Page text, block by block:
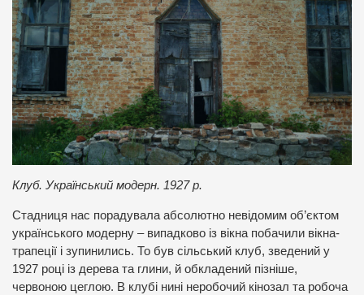
Клуб. Український модерн. 1927 р.
Стадниця нас порадувала абсолютно невідомим об’єктом
українського модерну – випадково із вікна побачили вікна-
трапеції і зупинились. То був сільський клуб, зведений у
1927 році із дерева та глини, й обкладений пізніше,
червоною цеглою. В клубі нині неробочий кінозал та робоча